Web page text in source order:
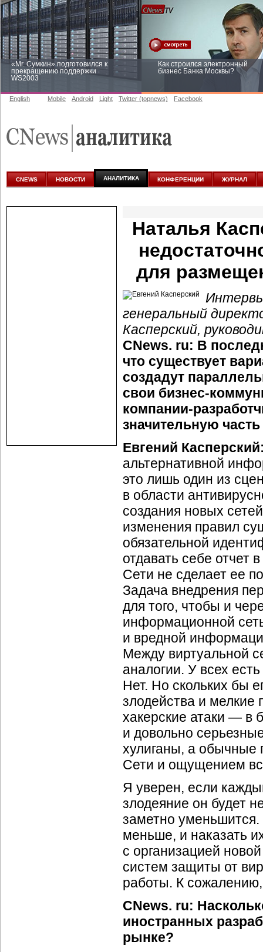
«Mr. Сумкин» подготовился к
прекращению поддержки
WS2003
Как строился электронный
бизнес Банка Москвы?
аналитике
English Mobile Android Light Twitter (topnews) Facebook
CNEWS НОВОСТИ АНАЛИТИКА КОНФЕРЕНЦИИ ЖУРНАЛ
Наталья
для
генеральный
Касперский,
CNews. ru: В
что существует
создадут
свои бизнес-
компании-
значительную
Евгений
альтернативной
это лишь один из
в области
создания новых
изменения правил
обязательной
отдавать себе отчет
Сети не сделает ее
Задача внедрения
для того, чтобы и
информационной
и вредной
Между виртуальной
аналогии. У всех
Нет. Но скольких бы
злодейства и мелкие
хакерские атаки — в
и довольно
хулиганы, а обычные
Сети и ощущением
Я уверен, если
злодеяние он будет
заметно уменьшится.
меньше, и наказать
с организацией
систем защиты от
работы. К
CNews. ru:
иностранных
рынке?